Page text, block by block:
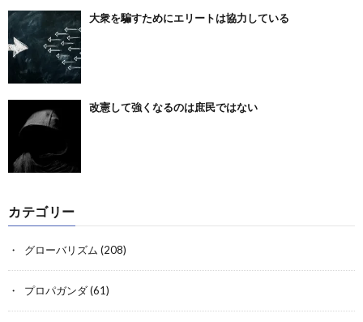
大衆を騙すためにエリートは協力している
改憲して強くなるのは庶民ではない
カテゴリー
グローバリズム (208)
プロパガンダ(61)